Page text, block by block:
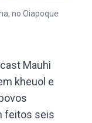
no Oiapoque
Mauhi
kheuol e
feitos seis